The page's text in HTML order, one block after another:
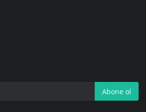
Abone ol